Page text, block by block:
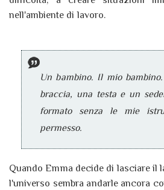
nell'ambiente di lavoro.
Un bambino. Il mio
braccia, una testa e un
formato senza le mie
permesso.
Quando Emma decide di lasciare il
l'universo sembra andarle ancora